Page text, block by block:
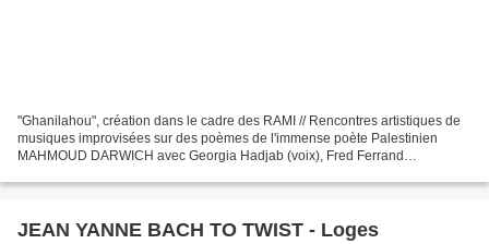
"Ghanilahou", création dans le cadre des RAMI // Rencontres artistiques de
musiques improvisées sur des poèmes de l'immense poète Palestinien
MAHMOUD DARWICH avec Georgia Hadjab (voix), Fred Ferrand
JEAN YANNE BACH TO TWIST - Loges